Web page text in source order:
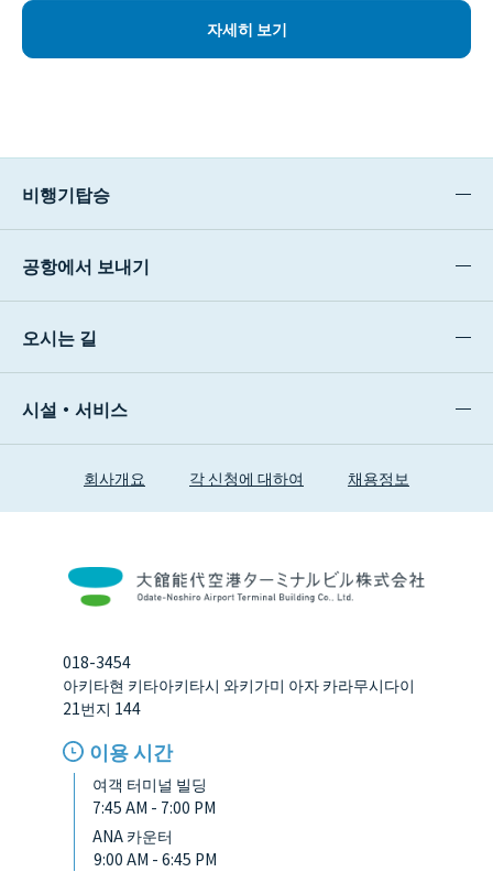
자세히 보기
비행기탑승
공항에서 보내기
오시는 길
시설・서비스
회사개요 각 신청에 대하여 채용정보
018-3454
아키타현 키타아키타시 와키가미 아자 카라무시다이
21번지 144
이용 시간
여객 터미널 빌딩
7:45 AM - 7:00 PM
ANA 카운터
9:00 AM - 6:45 PM